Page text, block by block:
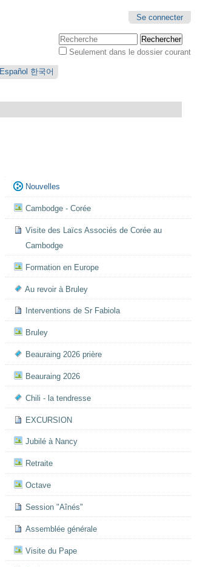
Se connecter
Chercher par
Seulement dans le dossier courant
Español 한국어
Navigation
Nouvelles
Cambodge - Corée
Visite des Laïcs Associés de Corée au
Cambodge
Formation en Europe
Au revoir à Bruley
Interventions de Sr Fabiola
Bruley
Beauraing 2026 prière
Beauraing 2026
Chili - la tendresse
EXCURSION
Jubilé à Nancy
Retraite
Octave
Session "Aînés"
Assemblée générale
Visite du Pape